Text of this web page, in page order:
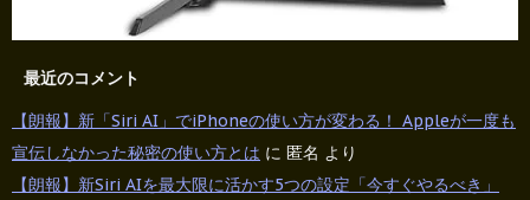
最近のコメント
【朗報】新「Siri AI」でiPhoneの使い方が変わる！ Appleが一度も
宣伝しなかった秘密の使い方とは に 匿名 より
【朗報】新Siri AIを最大限に活かす5つの設定「今すぐやるべき」